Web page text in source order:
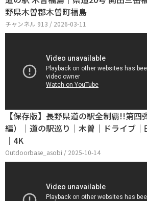
野県木曽郡木曽町福島
チャンネル 913 / 2026-03-11
【保存版】長野県道の駅全制覇!!第
編）｜道の駅巡り｜木曽｜ドライブ
｜4K
Outdoorbase_asobi / 2025-10-14